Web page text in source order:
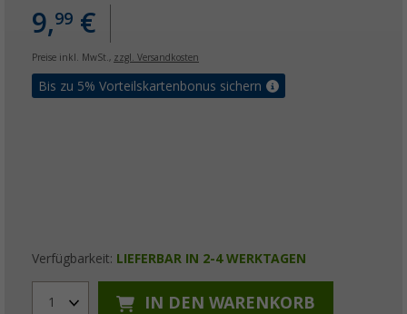
9,99 €
Preise inkl. MwSt., zzgl. Versandkosten
Bis zu 5% Vorteilskartenbonus sichern
Verfügbarkeit: LIEFERBAR IN 2-4 WERKTAGEN
1 IN DEN WARENKORB